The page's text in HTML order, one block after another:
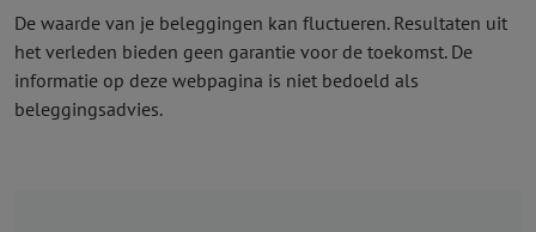
De waarde van je beleggingen kan fluctueren. Resultaten uit
het verleden bieden geen garantie voor de toekomst. De
informatie op deze webpagina is niet bedoeld als
beleggingsadvies.